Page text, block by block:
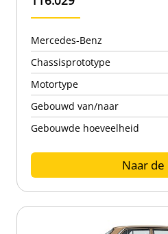
Mercedes-Benz
Chassisprototype
Motortype
Gebouwd van/naar
Gebouwde hoeveelheid
Naar de